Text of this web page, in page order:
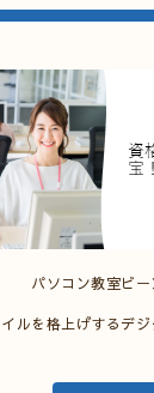
パソコン教室ビ
イルを格上げするデ